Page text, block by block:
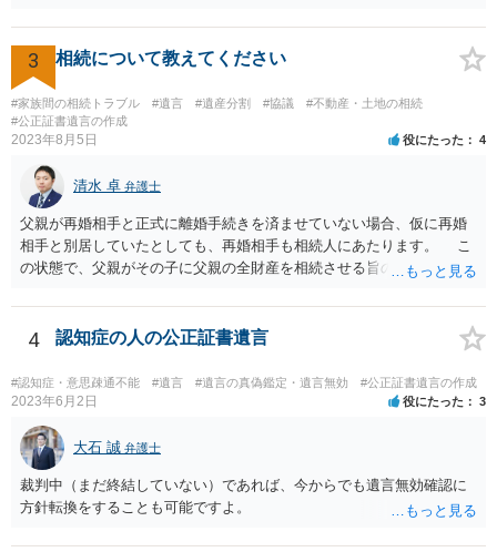
ご回答にもありますが， 代理人弁護士をたてて，その弁護士から相手
方に対して， ・相続に関する主張は法的根拠がなく，一切応じないこ
と ・今後一切の連絡をしてこないでほしいこと ・連絡を継続してくる
ようであれば警察への通報や法的措置も辞さないこと などを記載した
書面を発送してもらうことがよろしいように思います。
3 相続について教えてください
#家族間の相続トラブル #遺言 #遺産分割 #協議
#不動産・土地の相続
#公正証書遺言の作成
2023年8月5日 役にたった 4
清水 卓 弁護士
父親が再婚相手と正式に離婚手続きを済ませていない場合、仮に再婚
相手と別居していたとしても、再婚相手も相続人にあたります。 こ
の状態で、父親がその子に父親の全財産を相続させる旨の公正証書遺
が、再婚相手の遺留分を侵害しているため、再婚相手から相続人
（子）に対して遺留分侵害額請求権が行使される可能性があります。
お悩みのようであれば、問題の当事者であるお父様本人がお住まい
の地域等の弁護士に直接相談してみるのが望ましいように思います。
【参考】民法 （遺留分侵害額の請求） 第千四十六条 遺留分権利者及
びその承継人は、受遺者（特定財産承継遺言により財産を承継し又は
相続分の指定を受けた相続人を含む。以下この章において同じ。）又
は受贈者に対し、遺留分侵害額に相当する金銭の支払を請求すること
ができる。
4 認知症の人の公正証書遺言
#認知症・意思疎通不能 #遺言 #遺言の真偽鑑定・遺言無効 #公正証書遺言の作成
2023年6月2日 役にたった 3
大石 誠 弁護士
裁判中（まだ終結していない）であれば、今からでも遺言無効確認に
方針転換をすることも可能ですよ。